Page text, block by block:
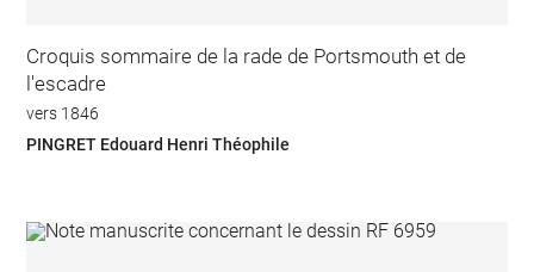
Croquis sommaire de la rade de Portsmouth et de
l'escadre
vers 1846
PINGRET Edouard Henri Théophile